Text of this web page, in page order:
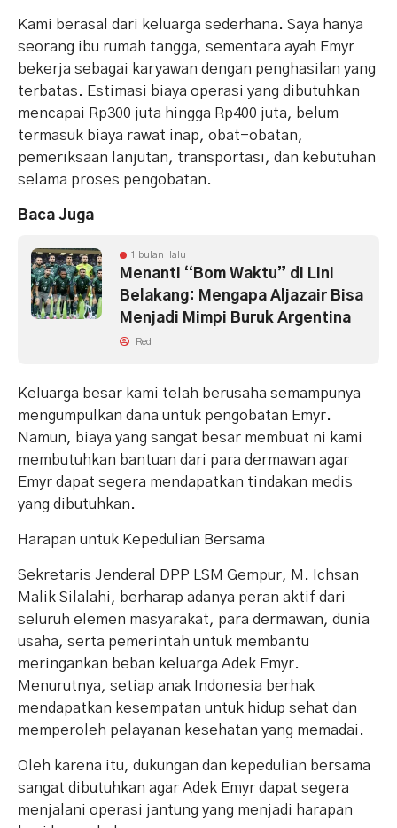
Kami berasal dari keluarga sederhana. Saya hanya
seorang ibu rumah tangga, sementara ayah Emyr
bekerja sebagai karyawan dengan penghasilan yang
terbatas. Estimasi biaya operasi yang dibutuhkan
mencapai Rp300 juta hingga Rp400 juta, belum
termasuk biaya rawat inap, obat-obatan,
pemeriksaan lanjutan, transportasi, dan kebutuhan
selama proses pengobatan.
Baca Juga
1 bulan lalu
Menanti “Bom Waktu” di Lini
Belakang: Mengapa Aljazair Bisa
Menjadi Mimpi Buruk Argentina
Red
Keluarga besar kami telah berusaha semampunya
mengumpulkan dana untuk pengobatan Emyr.
Namun, biaya yang sangat besar membuat ni kami
membutuhkan bantuan dari para dermawan agar
Emyr dapat segera mendapatkan tindakan medis
yang dibutuhkan.
Harapan untuk Kepedulian Bersama
Sekretaris Jenderal DPP LSM Gempur, M. Ichsan
Malik Silalahi, berharap adanya peran aktif dari
seluruh elemen masyarakat, para dermawan, dunia
usaha, serta pemerintah untuk membantu
meringankan beban keluarga Adek Emyr.
Menurutnya, setiap anak Indonesia berhak
mendapatkan kesempatan untuk hidup sehat dan
memperoleh pelayanan kesehatan yang memadai.
Oleh karena itu, dukungan dan kepedulian bersama
sangat dibutuhkan agar Adek Emyr dapat segera
menjalani operasi jantung yang menjadi harapan